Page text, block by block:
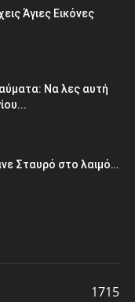
Άγιες Εικόνες
Να λες αυτή
Σταυρό στο λαιμό…
1715